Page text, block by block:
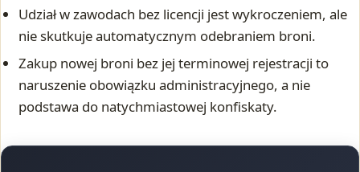
Udział w zawodach bez licencji jest wykroczeniem, ale
nie skutkuje automatycznym odebraniem broni.
Zakup nowej broni bez jej terminowej rejestracji to
naruszenie obowiązku administracyjnego, a nie
podstawa do natychmiastowej konfiskaty.